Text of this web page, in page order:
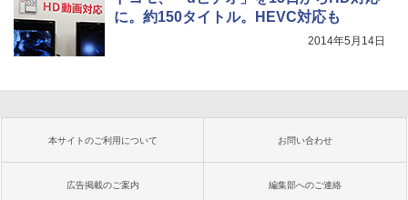
に。約150タイトル。HEVC対応も
2014年5月14日
本サイトのご利用について お問い合わせ
広告掲載のご案内 編集部へのご連絡